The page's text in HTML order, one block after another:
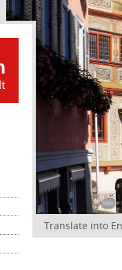
Translate into